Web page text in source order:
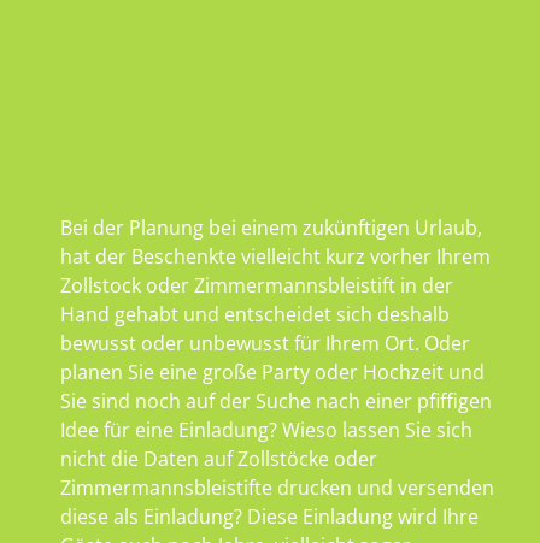
Bei der Planung bei einem zukünftigen Urlaub,
hat der Beschenkte vielleicht kurz vorher Ihrem
Zollstock oder Zimmermannsbleistift in der
Hand gehabt und entscheidet sich deshalb
bewusst oder unbewusst für Ihrem Ort. Oder
planen Sie eine große Party oder Hochzeit und
Sie sind noch auf der Suche nach einer pfiffigen
Idee für eine Einladung? Wieso lassen Sie sich
nicht die Daten auf Zollstöcke oder
Zimmermannsbleistifte drucken und versenden
diese als Einladung? Diese Einladung wird Ihre